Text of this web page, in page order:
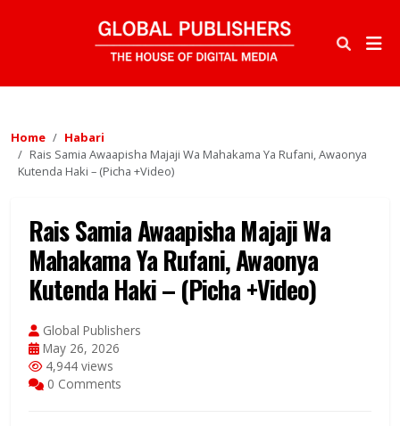
Home
Habari
Rais Samia Awaapisha Majaji Wa Mahakama Ya Rufani, Awaonya
Kutenda Haki – (Picha +Video)
Rais Samia Awaapisha Majaji Wa
Mahakama Ya Rufani, Awaonya
Kutenda Haki – (Picha +Video)
Global Publishers
May 26, 2026
4,944 views
0 Comments